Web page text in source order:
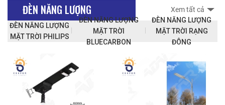
ĐÈN NĂNG LƯỢNG
ĐÈN NĂNG LƯỢNG
MẶT TRỜI PHILIPS
ĐÈN NĂNG LƯỢNG
MẶT TRỜI
BLUECARBON
ĐÈN NĂNG LƯỢNG
MẶT TRỜI RẠNG
ĐÔNG
Xem tất cả